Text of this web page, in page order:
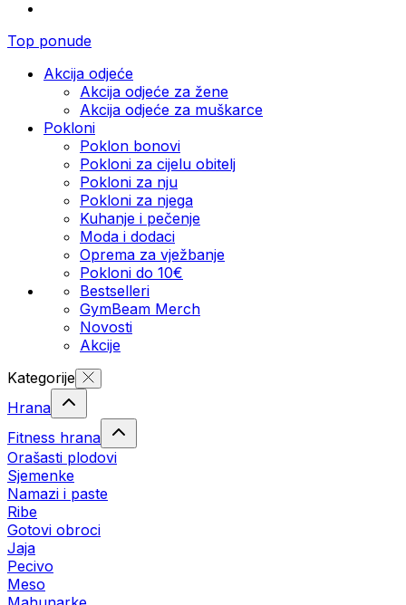
Top ponude
Akcija odjeće
Akcija odjeće za žene
Akcija odjeće za muškarce
Pokloni
Poklon bonovi
Pokloni za cijelu obitelj
Pokloni za nju
Pokloni za njega
Kuhanje i pečenje
Moda i dodaci
Oprema za vježbanje
Pokloni do 10€
Bestselleri
GymBeam Merch
Novosti
Akcije
Kategorije
Hrana
Fitness hrana
Orašasti plodovi
Sjemenke
Namazi i paste
Ribe
Gotovi obroci
Jaja
Pecivo
Meso